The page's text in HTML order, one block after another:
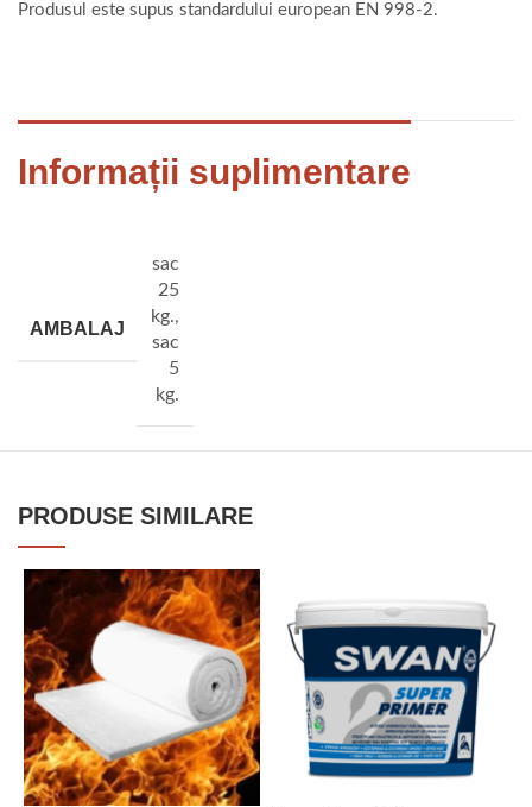
Produsul este supus standardului european EN 998-2.
Informații suplimentare
AMBALAJ
sac
25
kg.,
sac
5
kg.
PRODUSE SIMILARE